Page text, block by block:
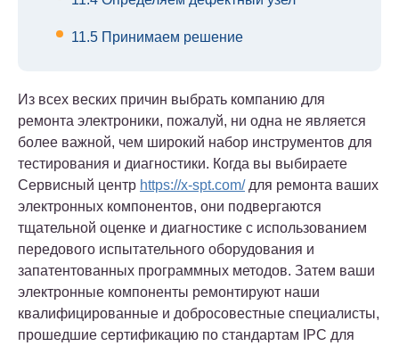
11.5 Принимаем решение
Из всех веских причин выбрать компанию для
ремонта электроники, пожалуй, ни одна не является
более важной, чем широкий набор инструментов для
тестирования и диагностики. Когда вы выбираете
Сервисный центр https://x-spt.com/для ремонта ваших
электронных компонентов, они подвергаются
тщательной оценке и диагностике с использованием
передового испытательного оборудования и
запатентованных программных методов. Затем ваши
электронные компоненты ремонтируют наши
квалифицированные и добросовестные специалисты,
прошедшие сертификацию по стандартам IPC для